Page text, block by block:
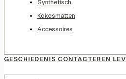
Synthetisch
Kokosmatten
Accessoires
GESCHIEDENIS CONTACTEREN